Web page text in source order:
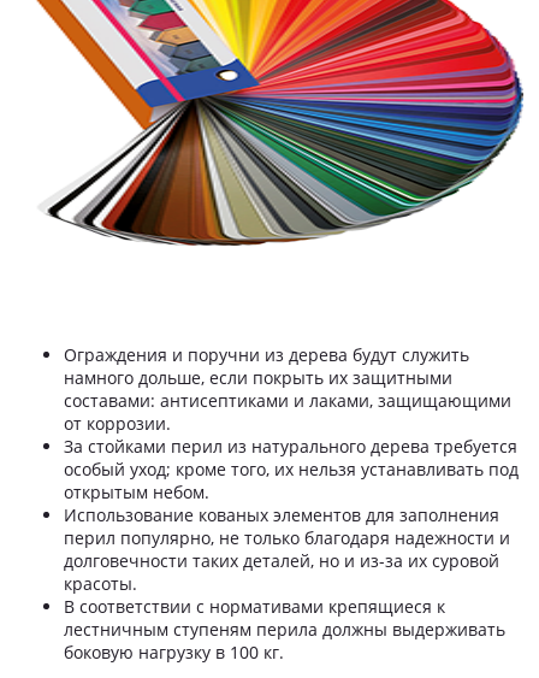
Ограждения и поручни из дерева будут служить
намного дольше, если покрыть их защитными
составами: антисептиками и лаками, защищающими
от коррозии.
За стойками перил из натурального дерева требуется
особый уход; кроме того, их нельзя устанавливать под
открытым небом.
Использование кованых элементов для заполнения
перил популярно, не только благодаря надежности и
долговечности таких деталей, но и из-за их суровой
красоты.
В соответствии с нормативами крепящиеся к
лестничным ступеням перила должны выдерживать
боковую нагрузку в 100 кг.